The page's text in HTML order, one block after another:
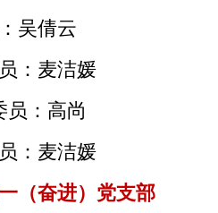
吴倩云
：麦洁媛
员：高尚
：麦洁媛
（奋进） 党支部